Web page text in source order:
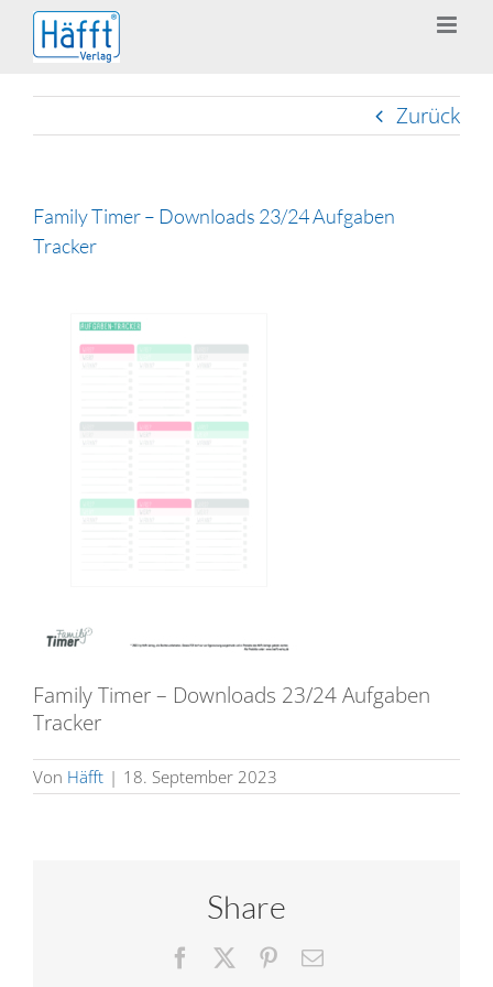
Zum
Inhalt
springen
Zurück
Family Timer – Downloads 23/24 Aufgaben
Tracker
Family Timer – Downloads 23/24 Aufgaben
Tracker
Von Häfft | 18. September 2023
Share
Facebook Pinterest
E-